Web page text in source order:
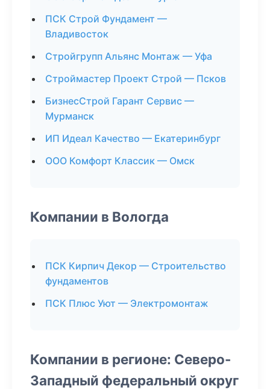
ПСК Строй Фундамент —
Владивосток
Стройгрупп Альянс Монтаж — Уфа
Строймастер Проект Строй — Псков
БизнесСтрой Гарант Сервис —
Мурманск
ИП Идеал Качество — Екатеринбург
ООО Комфорт Классик — Омск
Компании в Вологда
ПСК Кирпич Декор — Строительство
фундаментов
ПСК Плюс Уют — Электромонтаж
Компании в регионе: Северо-
Западный федеральный округ